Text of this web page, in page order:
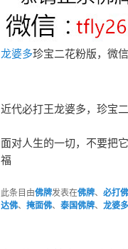
龙婆多珍宝二花粉版，微
近代必打王龙婆多，珍宝
面对人生的一切，不要把
福
此条目由佛牌发表在佛牌、 必打佛
达佛、 掩面佛、 泰国佛牌、 龙婆多